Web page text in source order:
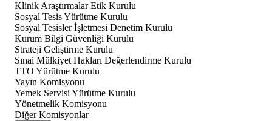
Klinik Araştırmalar Etik Kurulu
Sosyal Tesis Yürütme Kurulu
Sosyal Tesisler İşletmesi Denetim Kurulu
Kurum Bilgi Güvenliği Kurulu
Strateji Geliştirme Kurulu
Sınai Mülkiyet Hakları Değerlendirme Kurulu
TTO Yürütme Kurulu
Yayın Komisyonu
Yemek Servisi Yürütme Kurulu
Yönetmelik Komisyonu
Diğer Komisyonlar